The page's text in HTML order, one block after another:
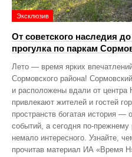
Эксклюзив
От советского наследия
прогулка по паркам
Лето — время ярких
Сормовского района!
и расположены вдали от центра
привлекают жителей и гостей
пространств богатая история —
событий, а сегодня
немало интересного. Узнайте,
прочитав материал ИА «Время